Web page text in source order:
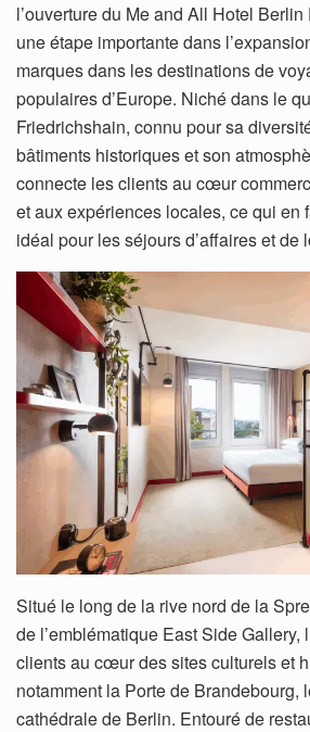
l’ouverture du Me and All Hotel
une étape importante dans
marques dans les destinations de
populaires d’Europe. Niché dans le
Friedrichshain, connu pour sa
bâtiments historiques et son
connecte les clients au cœur
et aux expériences locales, ce qui en
idéal pour les séjours d’affaires et de
Situé le long de la rive nord de la
de l’emblématique East Side Gallery,
clients au cœur des sites culturels et
notamment la Porte de Brandebourg,
cathédrale de Berlin. Entouré de